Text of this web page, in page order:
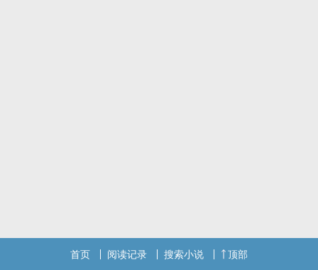
首页 阅读记录 搜索小说 顶部